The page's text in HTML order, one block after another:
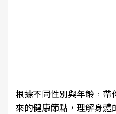
根據不同性別與年齡，帶
來的健康節點，理解身體